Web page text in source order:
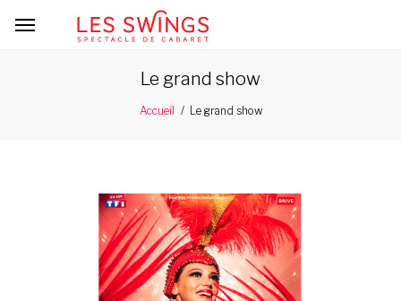
Le grand show
Accueil Le grand show